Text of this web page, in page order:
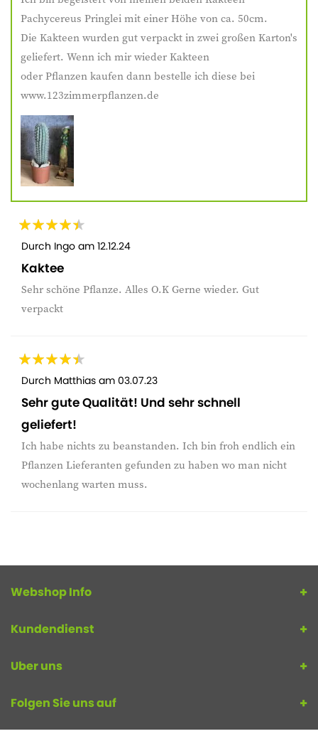
Pachycereus Pringlei mit einer Höhe von ca. 50cm.
Die Kakteen wurden gut verpackt in zwei großen Karton's
geliefert. Wenn ich mir wieder Kakteen
oder Pflanzen kaufen dann bestelle ich diese bei
www.123zimmerpflanzen.de
Durch Ingo am 12.12.24
Kaktee
Sehr schöne Pflanze. Alles O.K Gerne wieder. Gut
verpackt
Durch Matthias am 03.07.23
Sehr gute Qualität! Und sehr schnell
geliefert!
Ich habe nichts zu beanstanden. Ich bin froh endlich ein
Pflanzen Lieferanten gefunden zu haben wo man nicht
wochenlang warten muss.
Webshop Info
Kundendienst
Uber uns
Folgen Sie uns auf